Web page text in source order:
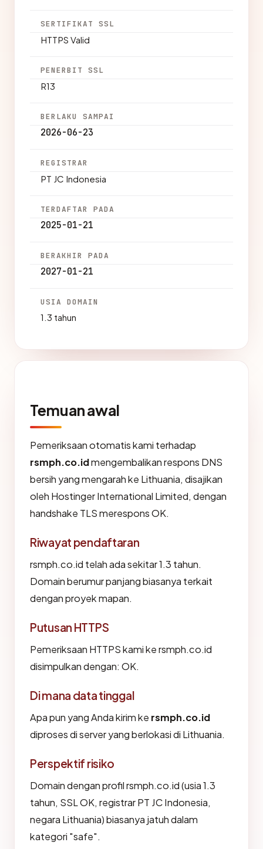
SERTIFIKAT SSL
HTTPS Valid
PENERBIT SSL
R13
BERLAKU SAMPAI
2026-06-23
REGISTRAR
PT JC Indonesia
TERDAFTAR PADA
2025-01-21
BERAKHIR PADA
2027-01-21
USIA DOMAIN
1.3 tahun
Temuan awal
Pemeriksaan otomatis kami terhadap
rsmph.co.idmengembalikan respons DNS
bersih yang mengarah ke Lithuania, disajikan
oleh Hostinger International Limited, dengan
handshake TLS merespons OK.
Riwayat pendaftaran
rsmph.co.id telah ada sekitar 1.3 tahun.
Domain berumur panjang biasanya terkait
dengan proyek mapan.
Putusan HTTPS
Pemeriksaan HTTPS kami ke rsmph.co.id
disimpulkan dengan: OK.
Di mana data tinggal
Apa pun yang Anda kirim ke rsmph.co.id
diproses di server yang berlokasi di Lithuania.
Perspektif risiko
Domain dengan profil rsmph.co.id (usia 1.3
tahun, SSL OK, registrar PT JC Indonesia,
negara Lithuania) biasanya jatuh dalam
kategori "safe".